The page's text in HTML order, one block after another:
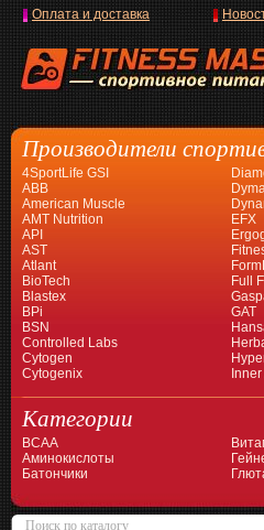
Оплата и доставка
Производители
4SportLife GSI
ABB
American Muscle
AMT Nutrition
API
AST
Atlant
BioTech
Blastex
BPi
BSN
Controlled Labs
Cytogen
Cytogenix
EFX
Full
GAT
Категории
BCAA
Аминокислоты
Батончики